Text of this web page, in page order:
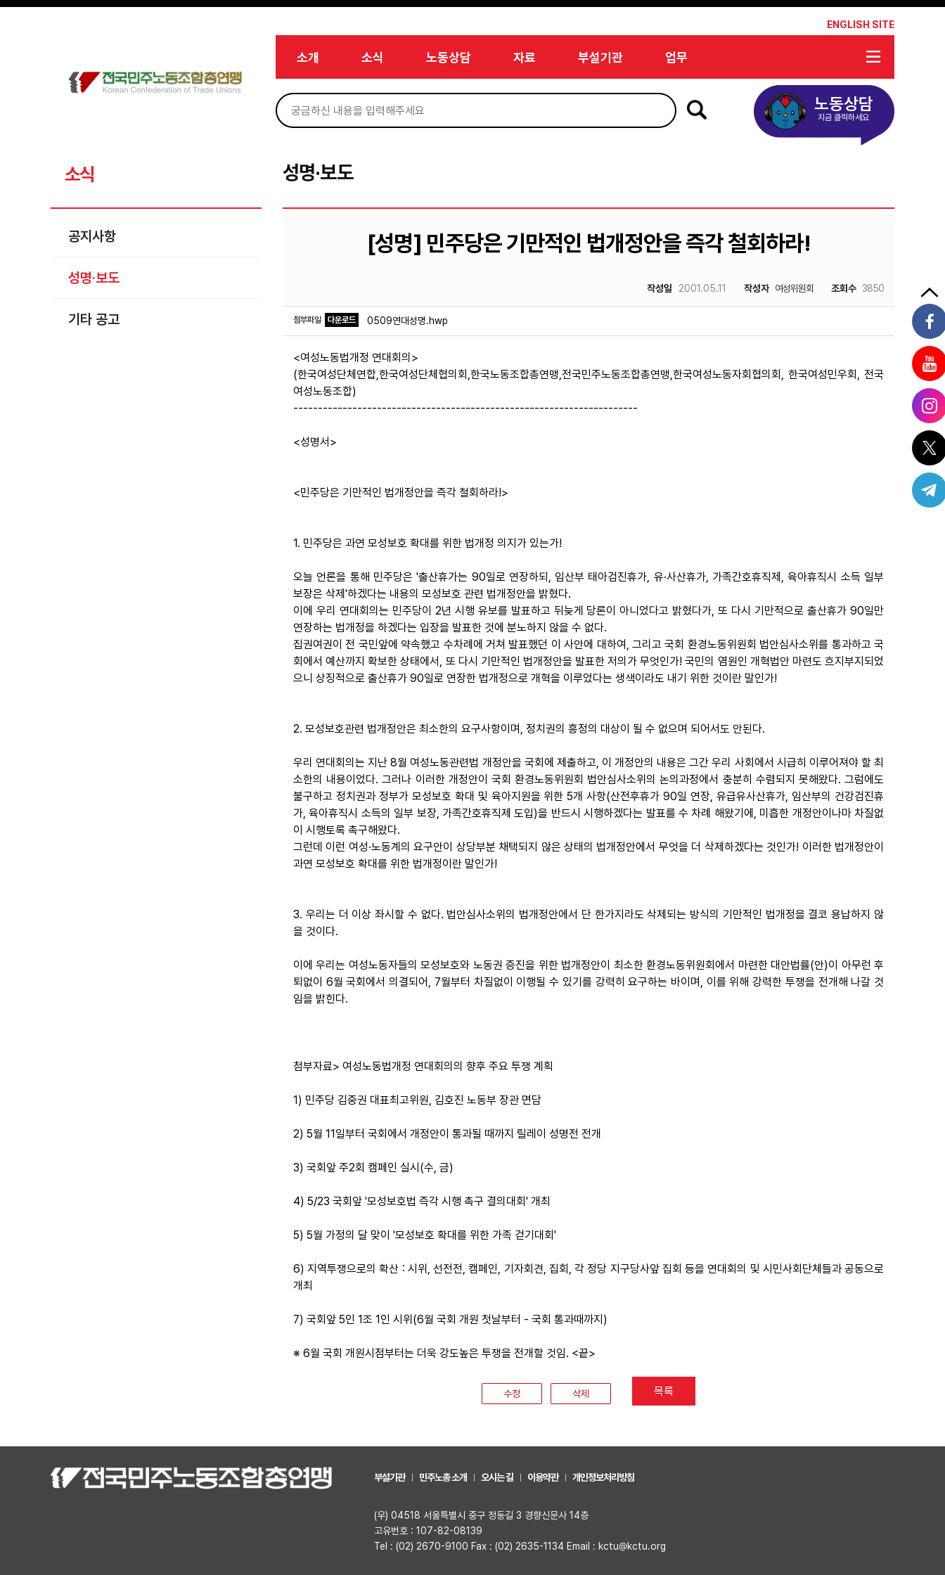
메뉴 건너뛰기
ENGLISH SITE
소개 소식 노동상담 자료 부설기관 업무
노동상담
지금 클릭하세요
소식
공지사항
성명·보도
기타 공고
성명·보도
[성명] 민주당은 기만적인 법개정안을 즉각 철회하라!
작성일 2001.05.11 작성자 여성위원회 조회수 3850
첨부파일 다운로드 0509연대성명.hwp
<여성노동법개정 연대회의>
(한국여성단체연합,한국여성단체협의회,한국노동조합총연맹,전국민주노동조합총연맹,한국여성노동자회협의회, 한국여성민우회, 전국
여성노동조합)
----------------------------------------------------------------------
<성명서>
<민주당은 기만적인 법개정안을 즉각 철회하라!>
1. 민주당은 과연 모성보호 확대를 위한 법개정 의지가 있는가!
오늘 언론을 통해 민주당은 '출산휴가는 90일로 연장하되, 임산부 태아검진휴가, 유·사산휴가, 가족간호휴직제, 육아휴직시 소득 일부
보장은 삭제'하겠다는 내용의 모성보호 관련 법개정안을 밝혔다.
이에 우리 연대회의는 민주당이 2년 시행 유보를 발표하고 뒤늦게 당론이 아니었다고 밝혔다가, 또 다시 기만적으로 출산휴가 90일만
연장하는 법개정을 하겠다는 입장을 발표한 것에 분노하지 않을 수 없다.
집권여권이 전 국민앞에 약속했고 수차례에 거쳐 발표했던 이 사안에 대하여, 그리고 국회 환경노동위원회 법안심사소위를 통과하고 국
회에서 예산까지 확보한 상태에서, 또 다시 기만적인 법개정안을 발표한 저의가 무엇인가! 국민의 염원인 개혁법안 마련도 흐지부지되었
으니 상징적으로 출산휴가 90일로 연장한 법개정으로 개혁을 이루었다는 생색이라도 내기 위한 것이란 말인가!
2. 모성보호관련 법개정안은 최소한의 요구사항이며, 정치권의 흥정의 대상이 될 수 없으며 되어서도 안된다.
우리 연대회의는 지난 8월 여성노동관련법 개정안을 국회에 제출하고, 이 개정안의 내용은 그간 우리 사회에서 시급히 이루어져야 할 최
소한의 내용이었다. 그러나 이러한 개정안이 국회 환경노동위원회 법안심사소위의 논의과정에서 충분히 수렴되지 못해왔다. 그럼에도
불구하고 정치권과 정부가 모성보호 확대 및 육아지원을 위한 5개 사항(산전후휴가 90일 연장, 유급유사산휴가, 임산부의 건강검진휴
가, 육아휴직시 소득의 일부 보장, 가족간호휴직제 도입)을 반드시 시행하겠다는 발표를 수 차례 해왔기에, 미흡한 개정안이나마 차질없
이 시행토록 촉구해왔다.
그런데 이런 여성·노동계의 요구안이 상당부분 채택되지 않은 상태의 법개정안에서 무엇을 더 삭제하겠다는 것인가! 이러한 법개정안이
과연 모성보호 확대를 위한 법개정이란 말인가!
3. 우리는 더 이상 좌시할 수 없다. 법안심사소위의 법개정안에서 단 한가지라도 삭제되는 방식의 기만적인 법개정을 결코 용납하지 않
을 것이다.
이에 우리는 여성노동자들의 모성보호와 노동권 증진을 위한 법개정안이 최소한 환경노동위원회에서 마련한 대안법률(안)이 아무런 후
퇴없이 6월 국회에서 의결되어, 7월부터 차질없이 이행될 수 있기를 강력히 요구하는 바이며, 이를 위해 강력한 투쟁을 전개해 나갈 것
임을 밝힌다.
첨부자료> 여성노동법개정 연대회의의 향후 주요 투쟁 계획
1) 민주당 김중권 대표최고위원, 김호진 노동부 장관 면담
2) 5월 11일부터 국회에서 개정안이 통과될 때까지 릴레이 성명전 전개
3) 국회앞 주2회 캠페인 실시(수, 금)
4) 5/23 국회앞 '모성보호법 즉각 시행 촉구 결의대회' 개최
5) 5월 가정의 달 맞이 '모성보호 확대를 위한 가족 걷기대회'
6) 지역투쟁으로의 확산 : 시위, 선전전, 캠페인, 기자회견, 집회, 각 정당 지구당사앞 집회 등을 연대회의 및 시민사회단체들과 공동으로
개최
7) 국회앞 5인 1조 1인 시위(6월 국회 개원 첫날부터 - 국회 통과때까지)
※ 6월 국회 개원시점부터는 더욱 강도높은 투쟁을 전개할 것임. <끝>
수정 삭제 목록
부설기관 민주노총 소개 오시는 길 이용약관 개인정보처리방침
(우) 04518 서울특별시 중구 정동길 3 경향신문사 14층
고유번호 : 107-82-08139
Tel : (02) 2670-9100 Fax : (02) 2635-1134 Email : kctu@kctu.org
Sketchbook5, 스케치북5